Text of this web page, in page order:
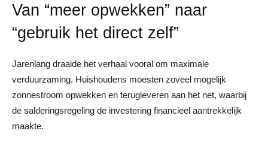
Van “meer opwekken” naar
“gebruik het direct zelf”
Jarenlang draaide het verhaal vooral om maximale
verduurzaming. Huishoudens moesten zoveel mogelijk
zonnestroom opwekken en terugleveren aan het net, waarbij
de salderingsregeling de investering financieel aantrekkelijk
maakte.